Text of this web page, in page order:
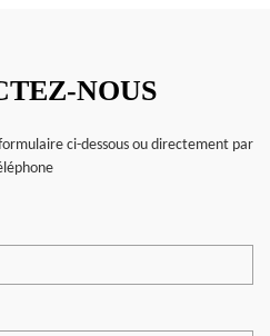
NOUS
ci-dessous ou directement par